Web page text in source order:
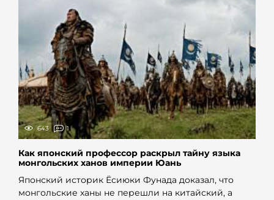
643 1
Как японский профессор раскрыл тайну языка
монгольских ханов империи Юань
Японский историк Ёсиюки Фунада доказал, что
монгольские ханы не перешли на китайский, а